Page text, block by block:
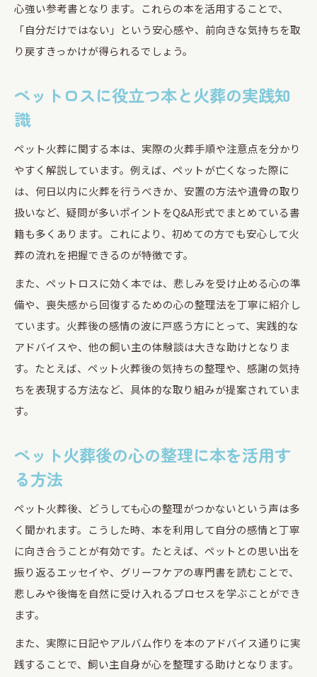
心強い参考書となります。これらの本を活用することで、
「自分だけではない」という安心感や、前向きな気持ちを取
り戻すきっかけが得られるでしょう。
ペットロスに役立つ本と火葬の実践知
識
ペット火葬に関する本は、実際の火葬手順や注意点を分かり
やすく解説しています。例えば、ペットが亡くなった際に
は、何日以内に火葬を行うべきか、安置の方法や遺骨の取り
扱いなど、疑問が多いポイントをQ&A形式でまとめている書
籍も多くあります。これにより、初めての方でも安心して火
葬の流れを把握できるのが特徴です。
また、ペットロスに効く本では、悲しみを受け止める心の準
備や、喪失感から回復するための心の整理法を丁寧に紹介し
ています。火葬後の感情の波に戸惑う方にとって、実践的な
アドバイスや、他の飼い主の体験談は大きな助けとなりま
す。たとえば、ペット火葬後の気持ちの整理や、感謝の気持
ちを表現する方法など、具体的な取り組みが提案されていま
す。
ペット火葬後の心の整理に本を活用す
る方法
ペット火葬後、どうしても心の整理がつかないという声は多
く聞かれます。こうした時、本を利用して自分の感情と丁寧
に向き合うことが有効です。たとえば、ペットとの思い出を
振り返るエッセイや、グリーフケアの専門書を読むことで、
悲しみや後悔を自然に受け入れるプロセスを学ぶことができ
ます。
また、実際に日記やアルバム作りを本のアドバイス通りに実
践することで、飼い主自身が心を整理する助けとなります。